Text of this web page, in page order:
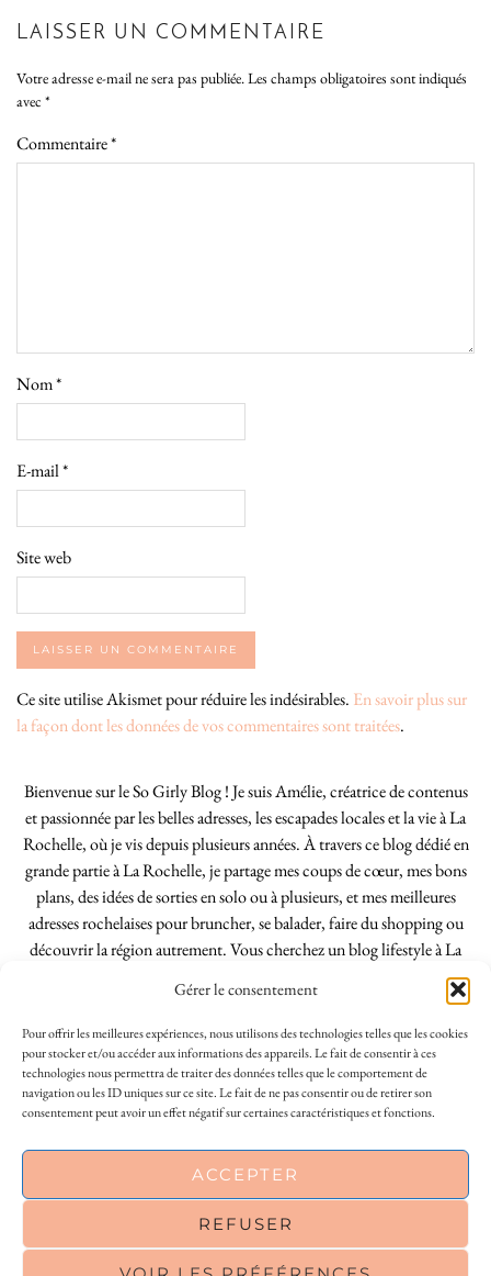
This site uses cookies to deliver its services
agree to its use of cookies. Learn more
Gérer le consentement
Pour offrir les meilleures expériences, nous utilisons des technologies telles que les cookies
pour stocker et/ou accéder aux informations des appareils. Le fait de consentir à ces
technologies nous permettra de traiter des données telles que le comportement de
navigation ou les ID uniques sur ce site. Le fait de ne pas consentir ou de retirer son
consentement peut avoir un effet négatif sur certaines caractéristiques et fonctions.
ACCEPTER
REFUSER
LAISSER UN COMMENTAIRE
Votre adresse e-mail ne sera pas publiée.Les champs obligatoires sont indiqués
avec *
Commentaire*
Nom*
E-mail*
Site web
Ce site utilise Akismet pour réduire les indésirables. En savoir plus sur
la façon dont les données de vos commentaires sont traitées.
Bienvenue sur le So Girly Blog ! Je suis Amélie, créatrice de contenus
et passionnée par les belles adresses, les escapades locales et la vie à La
Rochelle, où je vis depuis plusieurs années. À travers ce blog dédié en
grande partie à La Rochelle, je partage mes coups de cœur, mes bons
plans, des idées de sorties en solo ou à plusieurs, et mes meilleures
adresses rochelaises pour bruncher, se balader, faire du shopping ou
découvrir la région autrement. Vous cherchez un blog lifestyle à La
Rochelle, tenu par une locale ? Vous êtes au bon endroit. Que vous
soyez Rochelais·e ou de passage dans notre belle ville, j’espère que mes
articles vous aideront à profiter de La Rochelle comme un·e vrai·e
initié·e. !